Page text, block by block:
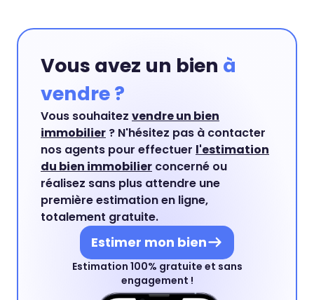
Vous avez un bien à
vendre ?
Vous souhaitez vendre un bien
immobilier ? N'hésitez pas à contacter
nos agents pour effectuer l'estimation
du bien immobilier concerné ou
réalisez sans plus attendre une
première estimation en ligne,
totalement gratuite.
Estimer mon bien
Estimation 100% gratuite et sans
engagement !